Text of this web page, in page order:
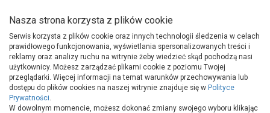
Strona główna Wokół domu
Motoryzacja
Artykuły motoryzacyjne
BHP samochodowe
Nasza strona korzysta z plików cookie
Serwis korzysta z plików cookie oraz innych technologii śledzenia w celach
prawidłowego funkcjonowania, wyświetlania spersonalizowanych treści i
reklamy oraz analizy ruchu na witrynie żeby wiedzieć skąd pochodzą nasi
użytkownicy. Możesz zarządzać plikami cookie z poziomu Twojej
przeglądarki. Więcej informacji na temat warunków przechowywania lub
dostępu do plików cookies na naszej witrynie znajduje się w Polityce
Prywatności.
W dowolnym momencie, możesz dokonać zmiany swojego wyboru klikając